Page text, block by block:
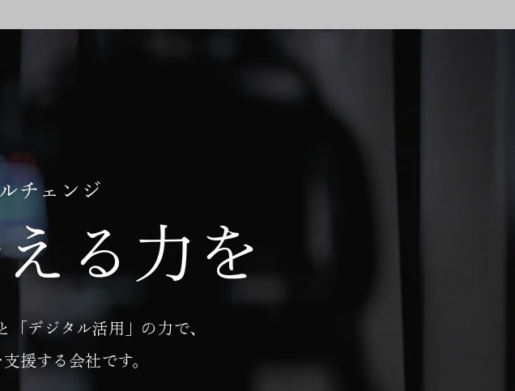
る力を
デジタル活用」の力で、
援する会社です。
チェンジ